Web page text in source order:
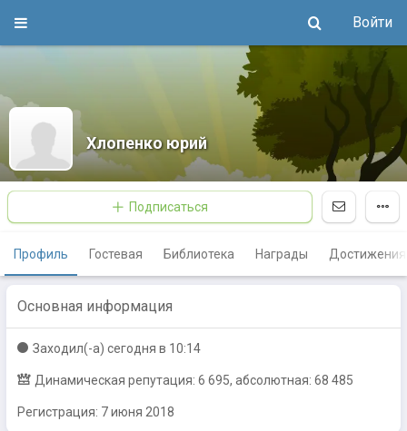
Войти
Хлопенко юрий
Подписаться
Профиль Гостевая Библиотека Награды Достижения
Основная информация
Заходил(-a) сегодня в 10:14
Динамическая репутация: 6 695, абсолютная: 68 485
Регистрация: 7 июня 2018